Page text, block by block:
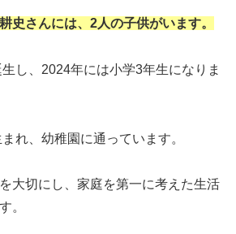
史さんには、2人の子供がいます。
し、2024年には小学3年生になりま
れ、幼稚園に通っています。
大切にし、家庭を第一に考えた生活
。